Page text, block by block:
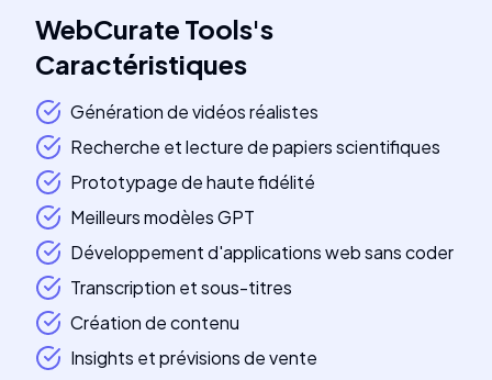
WebCurate Tools's
Caractéristiques
Génération de vidéos réalistes
Recherche et lecture de papiers scientifiques
Prototypage de haute fidélité
Meilleurs modèles GPT
Développement d'applications web sans coder
Transcription et sous-titres
Création de contenu
Insights et prévisions de vente